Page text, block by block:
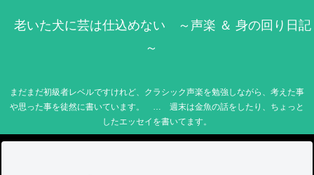
老いた犬に芸は仕込めない ～声楽 ＆ 身の回り日記
～
まだまだ初級者レベルですけれど、クラシック声楽を勉強しながら、考えた事
や思った事を徒然に書いています。 … 週末は金魚の話をしたり、ちょっと
したエッセイを書いてます。